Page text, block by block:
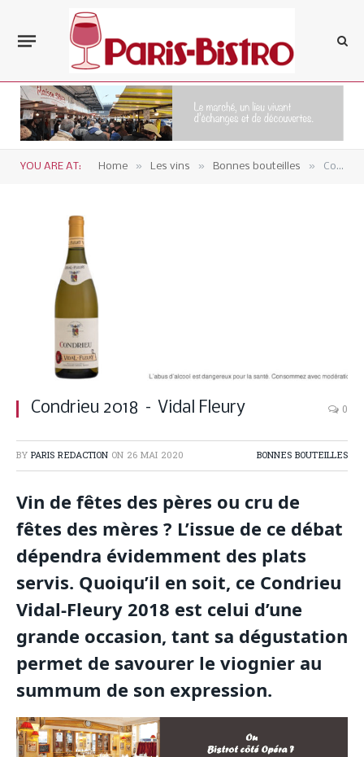
YOU ARE AT: Home » Les vins » Bonnes bouteilles » Condrieu 2018 – Vidal Fleury
Condrieu 2018 – Vidal Fleury 0
BY PARIS REDACTION ON 26 MAI 2020 BONNES BOUTEILLES
Vin de fêtes des pères ou cru de
fêtes des mères ? L’issue de ce débat
dépendra évidemment des plats
servis. Quoiqu’il en soit, ce Condrieu
Vidal-Fleury 2018 est celui d’une
grande occasion, tant sa dégustation
permet de savourer le viognier au
summum de son expression.